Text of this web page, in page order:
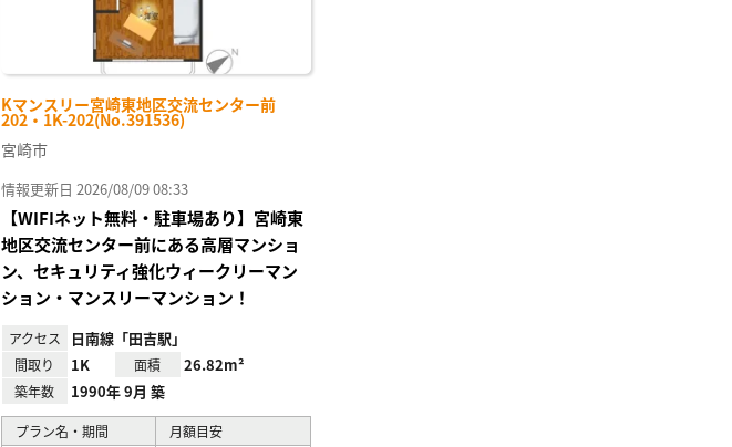
Kマンスリー宮崎東地区交流センター前
202・1K-202(No.391536)
宮崎市
情報更新日 2026/08/09 08:33
【WIFIネット無料・駐車場あり】宮崎東
地区交流センター前にある高層マンショ
ン、セキュリティ強化ウィークリーマン
ション・マンスリーマンション！
アクセス 日南線「田吉駅」
間取り 1K 面積 26.82m²
築年数 1990年 9月 築
プラン名・期間
月額目安